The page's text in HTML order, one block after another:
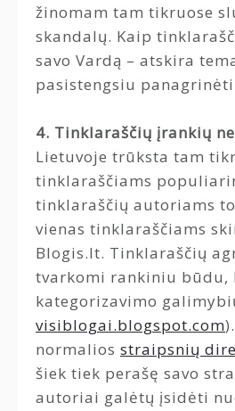
žinomam tam tikruose
skandalų. Kaip
savo Vardą – atskira
pasistengsiu
4. Tinklaraščių įrankių
Lietuvoje trūksta tam
tinklaraščiams
tinklaraščių autoriams
vienas tinklaraščiams
Blogis.lt. Tinklaraščių
tvarkomi rankiniu būdu,
kategorizavimo
visiblogai.blogspot.com
normalios straipsnių
šiek tiek perašę savo
autoriai galėtų įsidėti